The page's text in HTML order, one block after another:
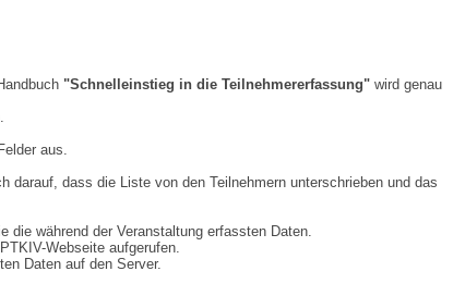
"Schnelleinstieg in die Teilnehmererfassung" wird genau
aus.
darauf, dass die Liste von den Teilnehmern unterschrieben und das
die während der Veranstaltung erfassten Daten.
Webseite aufgerufen.
Daten auf den Server.